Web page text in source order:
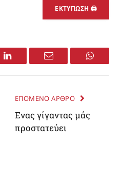
ΕΚΤΥΠΩΣΗ 🖨
LinkedIn Email
ΕΠΟΜΕΝΟ ΑΡΘΡΟ
Ενας γίγαντας μάς
προστατεύει